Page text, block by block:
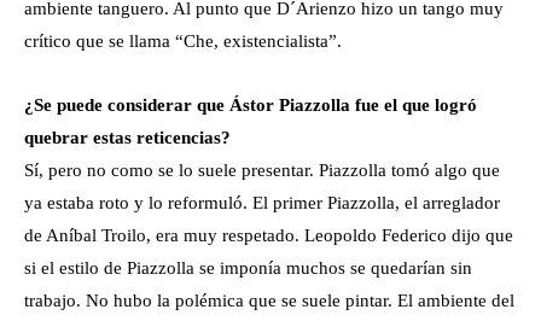
ambiente tanguero. Al punto que D´Arienzo hizo un tango muy
crítico que se llama “Che, existencialista”.
¿Se puede considerar que Ástor Piazzolla fue el que logró
quebrar estas reticencias?
Sí, pero no como se lo suele presentar. Piazzolla tomó algo que
ya estaba roto y lo reformuló. El primer Piazzolla, el arreglador
de Aníbal Troilo, era muy respetado. Leopoldo Federico dijo que
si el estilo de Piazzolla se imponía muchos se quedarían sin
trabajo. No hubo la polémica que se suele pintar. El ambiente del